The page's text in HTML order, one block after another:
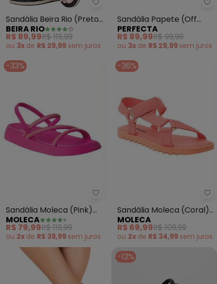
Beira Rio - Sandália Beira Rio
Sandália Beira Rio (Preto)
em Sintético
BEIRA RIO
R$ 89,99R$ 119,99
ou 3x de R$ 29,99 sem juros
Sandália Papete (Off
White) em Tecido
PERFECTA
R$ 89,99R$ 99,99
ou 3x de R$ 29,99 sem juros
-33%
Moleca - Sandália Moleca
Sandália Moleca (Pink)
em Sintético
MOLECA
R$ 79,99R$ 119,99
ou 2x de R$ 39,99 sem juros
-36%
Sandália Moleca (Coral)
em Tecido
MOLECA
R$ 69,99R$ 109,99
ou 2x de R$ 34,99 sem juros
-12%